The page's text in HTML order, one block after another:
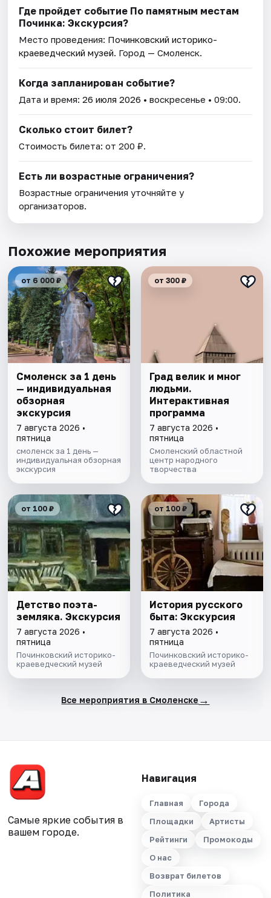
Где пройдет событие По памятным местам
Починка: Экскурсия?
Место проведения: Починковский историко-
краеведческий музей. Город — Смоленск.
Когда запланирован событие?
Дата и время:26 июля 2026 • воскресенье • 09:00.
Сколько стоит билет?
Стоимость билета: от 200 ₽.
Есть ли возрастные ограничения?
Возрастные ограничения уточняйте у
организаторов.
Похожие мероприятия
от 6 000 ₽
Смоленск за 1 день
— индивидуальная
обзорная
экскурсия
7 августа 2026 •
пятница
смоленск за 1 день —
индивидуальная обзорная
экскурсия
от 300 ₽
Град велик и мног
людьми.
Интерактивная
программа
7 августа 2026 •
пятница
Смоленский областной
центр народного
творчества
от 100 ₽
Детство поэта-
земляка. Экскурсия
7 августа 2026 •
пятница
Починковский историко-
краеведческий музей
от 100 ₽
История русского
быта: Экскурсия
7 августа 2026 •
пятница
Починковский историко-
краеведческий музей
Все мероприятия в Смоленске →
Самые яркие события в
вашем городе.
Навигация
Главная
Города
Площадки
Артисты
Рейтинги
Промокоды
О нас
Возврат билетов
Политика